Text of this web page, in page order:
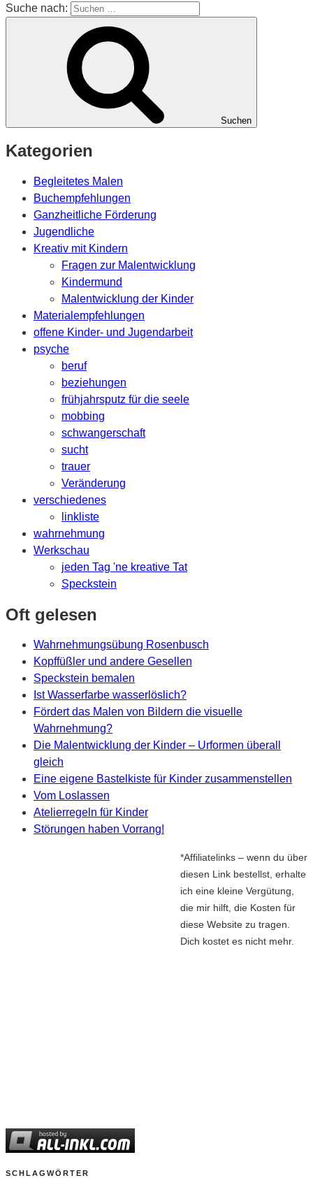
Suche nach:
Suchen
Kategorien
Begleitetes Malen
Buchempfehlungen
Ganzheitliche Förderung
Jugendliche
Kreativ mit Kindern
Fragen zur Malentwicklung
Kindermund
Malentwicklung der Kinder
Materialempfehlungen
offene Kinder- und Jugendarbeit
psyche
beruf
beziehungen
frühjahrsputz für die seele
mobbing
schwangerschaft
sucht
trauer
Veränderung
verschiedenes
linkliste
wahrnehmung
Werkschau
jeden Tag 'ne kreative Tat
Speckstein
Oft gelesen
Wahrnehmungsübung Rosenbusch
Kopffüßler und andere Gesellen
Speckstein bemalen
Ist Wasserfarbe wasserlöslich?
Fördert das Malen von Bildern die visuelle
Wahrnehmung?
Die Malentwicklung der Kinder – Urformen überall
gleich
Eine eigene Bastelkiste für Kinder zusammenstellen
Vom Loslassen
Atelierregeln für Kinder
Störungen haben Vorrang!
*Affiliatelinks – wenn du über
diesen Link bestellst, erhalte
ich eine kleine Vergütung,
die mir hilft, die Kosten für
diese Website zu tragen.
Dich kostet es nicht mehr.
SCHLAGWÖRTER